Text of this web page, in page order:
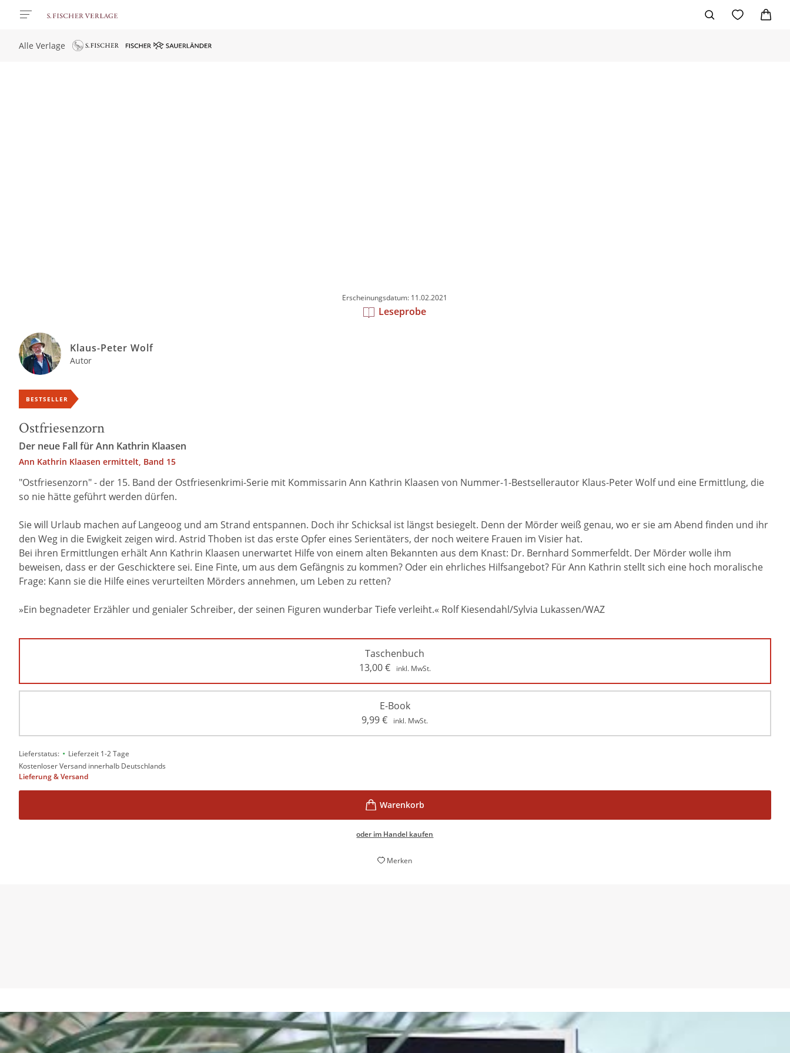
Alle Verlage
Erscheinungsdatum: 11.02.2021
Leseprobe
Klaus-Peter Wolf
Autor
BESTSELLER
Ostfriesenzorn
Der neue Fall für Ann Kathrin Klaasen
Ann Kathrin Klaasen ermittelt, Band 15
"Ostfriesenzorn" - der 15. Band der Ostfriesenkrimi-Serie mit Kommissarin Ann Kathrin Klaasen von Nummer-1-Bestsellerautor Klaus-Peter Wolf und eine Ermittlung, die
so nie hätte geführt werden dürfen.
Sie will Urlaub machen auf Langeoog und am Strand entspannen. Doch ihr Schicksal ist längst besiegelt. Denn der Mörder weiß genau, wo er sie am Abend finden und ihr
den Weg in die Ewigkeit zeigen wird. Astrid Thoben ist das erste Opfer eines Serientäters, der noch weitere Frauen im Visier hat.
Bei ihren Ermittlungen erhält Ann Kathrin Klaasen unerwartet Hilfe von einem alten Bekannten aus dem Knast: Dr. Bernhard Sommerfeldt. Der Mörder wolle ihm
beweisen, dass er der Geschicktere sei. Eine Finte, um aus dem Gefängnis zu kommen? Oder ein ehrliches Hilfsangebot? Für Ann Kathrin stellt sich eine hoch moralische
Frage: Kann sie die Hilfe eines verurteilten Mörders annehmen, um Leben zu retten?
»Ein begnadeter Erzähler und genialer Schreiber, der seinen Figuren wunderbar Tiefe verleiht.« Rolf Kiesendahl/Sylvia Lukassen/WAZ
Taschenbuch
13,00€ inkl. MwSt.
E-Book
9,99€ inkl. MwSt.
Lieferstatus: • Lieferzeit 1-2 Tage
Kostenloser Versand innerhalb Deutschlands
Lieferung & Versand
oder im Handel kaufen
Merken